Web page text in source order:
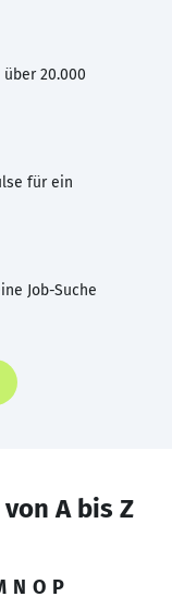
20.000
für ein
Job-Suche
A bis Z
N O P